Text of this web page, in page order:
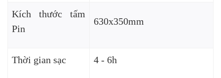
Kích thước tấm
Pin
630x350mm
Thời gian sạc 4 - 6h